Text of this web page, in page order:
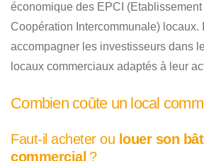
économique des EPCI
Coopération Intercommunale) locaux.
accompagner les investisseurs dans
locaux commerciaux adaptés à leur
Combien coûte un local
Faut-il acheter ou louer son
commercial ?